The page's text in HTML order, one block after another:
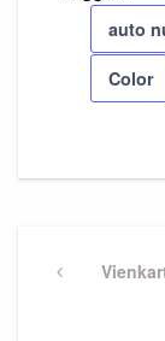
auto
Color
tarpPrevious